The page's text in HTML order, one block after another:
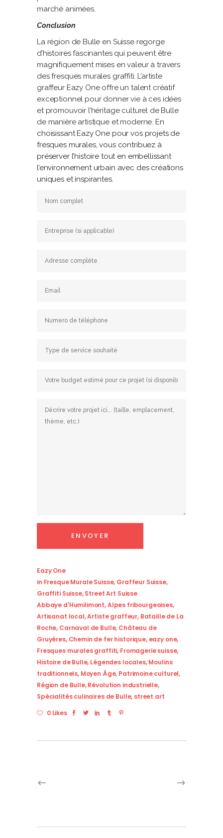
marché animées.
Conclusion
La région de Bulle en Suisse regorge
d’histoires fascinantes qui peuvent être
magnifiquement mises en valeur à travers
des fresques murales graffiti. L’artiste
graffeur Eazy One offre un talent créatif
exceptionnel pour donner vie à ces idées
et promouvoir l’héritage culturel de Bulle
de manière artistique et moderne. En
choisissant Eazy One pour vos projets de
fresques murales, vous contribuez à
préserver l’histoire tout en embellissant
l’environnement urbain avec des créations
uniques et inspirantes.
Eazy One
in Fresque Murale Suisse, Graffeur Suisse,
Graffiti Suisse,Street Art Suisse
Abbaye d'Humilimont,Alpes fribourgeoises,
Artisanat local,Artiste graffeur, Bataille de La
Roche, Carnaval de Bulle, Château de
Gruyères, Chemin de fer historique, eazy one,
Fresques murales graffiti, Fromagerie suisse,
Histoire de Bulle, Légendes locales,Moulins
traditionnels, Moyen Âge, Patrimoine culturel,
Région de Bulle,Révolution industrielle,
Spécialités culinaires de Bulle, street art
0 Likes